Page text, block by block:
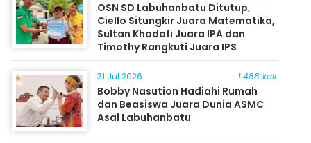
OSN SD Labuhanbatu Ditutup,
Ciello Situngkir Juara Matematika,
Sultan Khadafi Juara IPA dan
Timothy Rangkuti Juara IPS
31 Jul 2026 1.488 kali
Bobby Nasution Hadiahi Rumah
dan Beasiswa Juara Dunia ASMC
Asal Labuhanbatu